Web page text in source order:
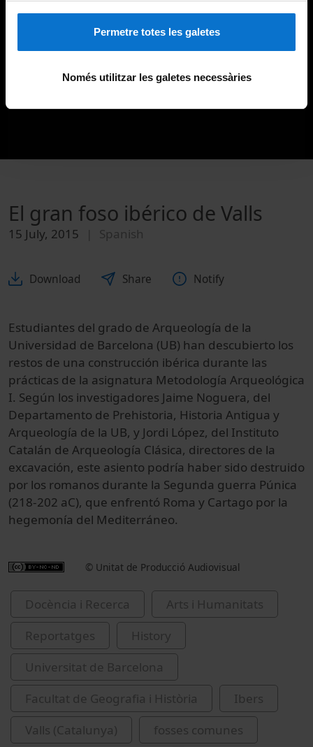
Permetre totes les galetes
Només utilitzar les galetes necessàries
El gran foso ibérico de Valls
15 July, 2015 Spanish
Download Share Notify
Estudiantes del grado de Arqueología de la
Universidad de Barcelona (UB) han descubierto los
restos de una construcción ibérica durante las
prácticas de la asignatura Metodología Arqueológica
I. Según los investigadores Jaime Noguera, del
Departamento de Prehistoria, Historia Antigua y
Arqueología de la UB, y Jordi López, del Instituto
Catalán de Arqueología Clásica, directores de la
excavación, este asiento podría haber sido destruido
por los romanos durante la Segunda guerra Púnica
(218-202 aC), que enfrentó Roma y Cartago por la
hegemonía del Mediterráneo.
© Unitat de Producció Audiovisual
Docència i Recerca
Arts i Humanitats
Reportatges
History
Universitat de Barcelona
Facultat de Geografia i Història
Ibers
Valls (Catalunya)
fosses comunes